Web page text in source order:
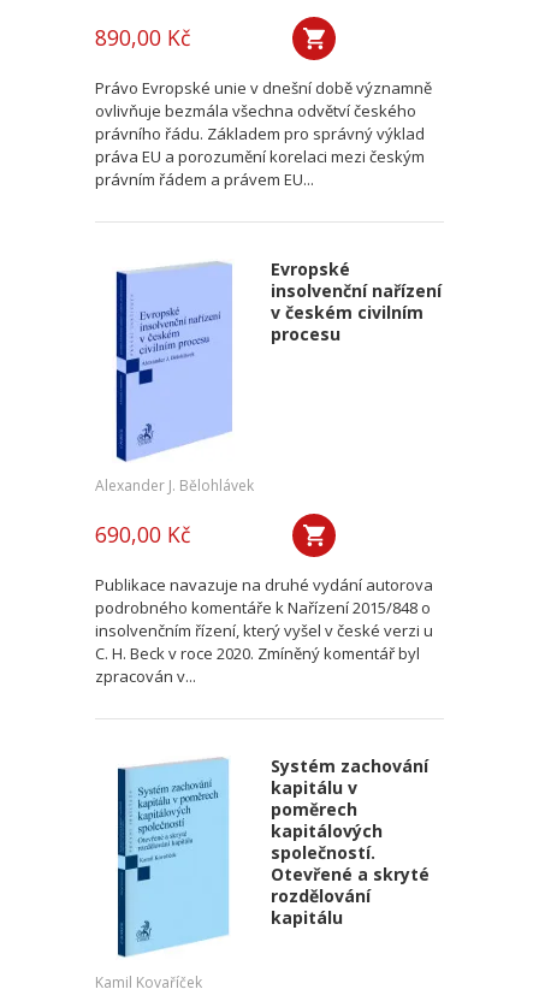
890,00 Kč
Právo Evropské unie v dnešní době významně
ovlivňuje bezmála všechna odvětví českého
právního řádu. Základem pro správný výklad
práva EU a porozumění korelaci mezi českým
právním řádem a právem EU...
Evropské
insolvenční nařízení
v českém civilním
procesu
Alexander J. Bělohlávek
690,00 Kč
Publikace navazuje na druhé vydání autorova
podrobného komentáře k Nařízení 2015/848 o
insolvenčním řízení, který vyšel v české verzi u
C. H. Beck v roce 2020. Zmíněný komentář byl
zpracován v...
Systém zachování
kapitálu v
poměrech
kapitálových
společností.
Otevřené a skryté
rozdělování
kapitálu
Kamil Kovaříček